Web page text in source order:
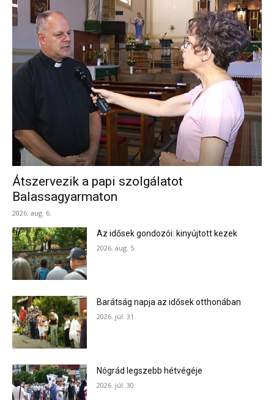
Átszervezik a papi szolgálatot
Balassagyarmaton
2026. aug. 6.
Az idősek gondozói: kinyújtott kezek
2026. aug. 5.
Barátság napja az idősek otthonában
2026. júl. 31.
Nógrád legszebb hétvégéje
2026. júl. 30.